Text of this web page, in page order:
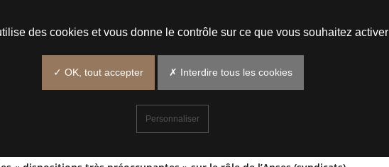
des cookies et vous donne le contrôle sur ce que vous souhaitez activer
✓ OK, tout accepter ✗ Interdire tous les cookies
Personnaliser